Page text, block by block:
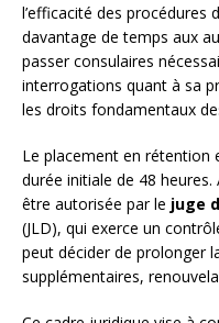
l’efficacité des procédures
davantage de temps aux
passer consulaires
interrogations quant à sa
les droits fondamentaux
Le placement en rétention
durée initiale de 48
être autorisée par le juge
(JLD), qui exerce un
peut décider de prolonger
supplémentaires,